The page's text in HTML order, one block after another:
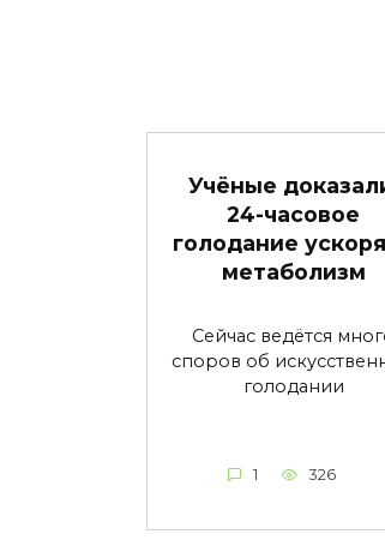
Учёные
24-часовое
голодание
метаболизм
Сейчас ведётся
споров об
голодании
1 326